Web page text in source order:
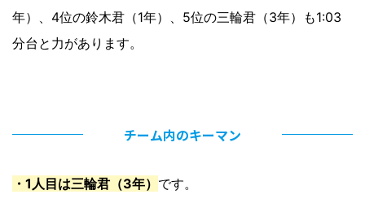
年）、4位の鈴木君（1年）、5位の三輪君（3年）も1:03
分台と力があります。
チーム内のキーマン
・1人目は三輪君（3年） です。